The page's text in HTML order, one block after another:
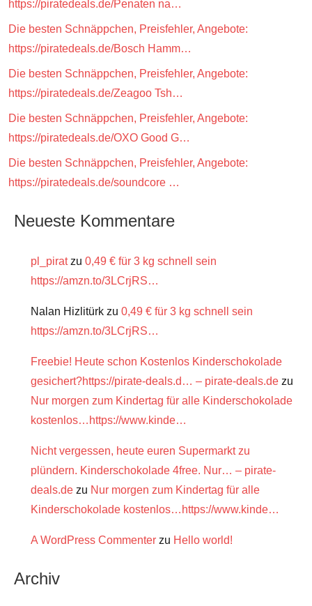
https://piratedeals.de/Penaten na…
Die besten Schnäppchen, Preisfehler, Angebote:
https://piratedeals.de/Bosch Hamm…
Die besten Schnäppchen, Preisfehler, Angebote:
https://piratedeals.de/Zeagoo Tsh…
Die besten Schnäppchen, Preisfehler, Angebote:
https://piratedeals.de/OXO Good G…
Die besten Schnäppchen, Preisfehler, Angebote:
https://piratedeals.de/soundcore …
Neueste Kommentare
pl_piratzu 0,49 € für 3 kg schnell sein
https://amzn.to/3LCrjRS…
Nalan Hizlitürk zu 0,49 € für 3 kg schnell sein
https://amzn.to/3LCrjRS…
Freebie! Heute schon Kostenlos Kinderschokolade
gesichert?https://pirate-deals.d… – pirate-deals.de zu
Nur morgen zum Kindertag für alle Kinderschokolade
kostenlos…https://www.kinde…
Nicht vergessen, heute euren Supermarkt zu
plündern. Kinderschokolade 4free. Nur… – pirate-
deals.de zu Nur morgen zum Kindertag für alle
Kinderschokolade kostenlos…https://www.kinde…
A WordPress Commenter zu Hello world!
Archiv